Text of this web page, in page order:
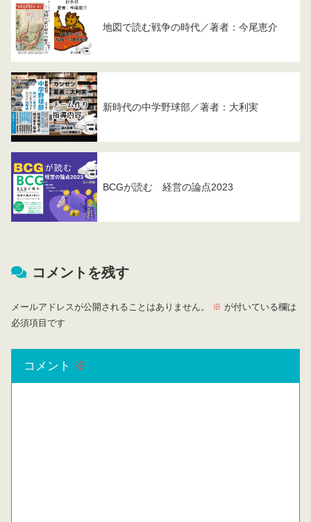
地図で読む戦争の時代／著者：今尾恵介
新時代の中学野球部／著者：大利実
BCGが読む 経営の論点2023
コメントを残す
メールアドレスが公開されることはありません。 ※ が付いている欄は
必須項目です
コメント ※